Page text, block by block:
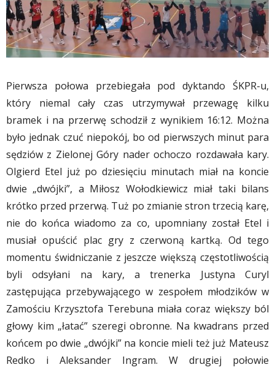
Pierwsza połowa przebiegała pod dyktando ŚKPR-u,
który niemal cały czas utrzymywał przewagę kilku
bramek i na przerwę schodził z wynikiem 16:12. Można
było jednak czuć niepokój, bo od pierwszych minut para
sędziów z Zielonej Góry nader ochoczo rozdawała kary.
Olgierd Etel już po dziesięciu minutach miał na koncie
dwie „dwójki”, a Miłosz Wołodkiewicz miał taki bilans
krótko przed przerwą. Tuż po zmianie stron trzecią karę,
nie do końca wiadomo za co, upomniany został Etel i
musiał opuścić plac gry z czerwoną kartką. Od tego
momentu świdniczanie z jeszcze większą częstotliwością
byli odsyłani na kary, a trenerka Justyna Curyl
zastępująca przebywającego w zespołem młodzików w
Zamościu Krzysztofa Terebuna miała coraz większy ból
głowy kim „łatać” szeregi obronne. Na kwadrans przed
końcem po dwie „dwójki” na koncie mieli też już Mateusz
Redko i Aleksander Ingram. W drugiej połowie